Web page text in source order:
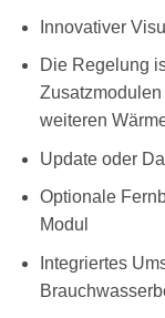
Innovativer
Die Regelung
weiteren
Update oder
Optionale
Modul
Integriertes